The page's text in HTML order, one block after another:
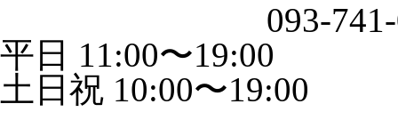
093-
平日 11:00〜19:00
土日祝 10:00〜19:00